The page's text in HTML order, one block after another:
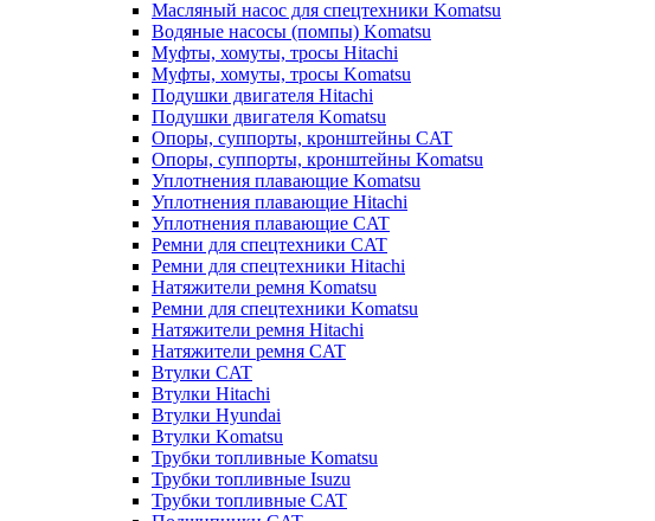
Масляный насос для спецтехники Komatsu
Водяные насосы (помпы) Komatsu
Муфты, хомуты, тросы Hitachi
Муфты, хомуты, тросы Komatsu
Подушки двигателя Hitachi
Подушки двигателя Komatsu
Опоры, суппорты, кронштейны CAT
Опоры, суппорты, кронштейны Komatsu
Уплотнения плавающие Komatsu
Уплотнения плавающие Hitachi
Уплотнения плавающие CAT
Ремни для спецтехники CAT
Ремни для спецтехники Hitachi
Натяжители ремня Komatsu
Ремни для спецтехники Komatsu
Натяжители ремня Hitachi
Натяжители ремня CAT
Втулки CAT
Втулки Hitachi
Втулки Hyundai
Втулки Komatsu
Трубки топливные Komatsu
Трубки топливные Isuzu
Трубки топливные CAT